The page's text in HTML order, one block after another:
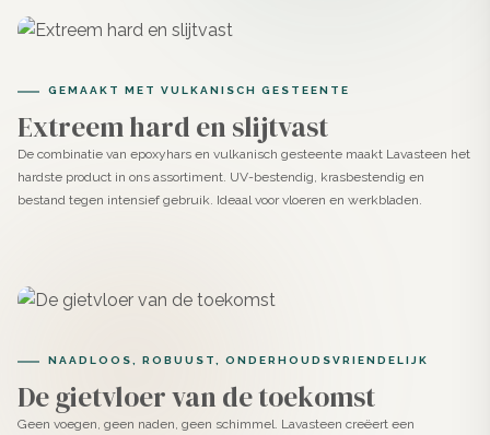
Toepassingen
technische kracht van Lavasteen is dit product bijzonder
geschikt voor ruimtes waar sfeer en functionaliteit
samenkomen.
horeca
uitstekend geschikt voor badkamers, douches, keukens
en veelgebruikte looproutes
✓ Hecht op ondergronden zoals beton, cement, tegels
GEMAAKT MET VULKANISCH GESTEENTE
Extreem hard en slijtvast
De combinatie van epoxyhars en vulkanisch gesteente maakt Lavasteen het
hardste product in ons assortiment. UV-bestendig, krasbestendig en
bestand tegen intensief gebruik. Ideaal voor vloeren en werkbladen.
NAADLOOS, ROBUUST, ONDERHOUDSVRIENDELIJK
De gietvloer van de toekomst
Geen voegen, geen naden, geen schimmel. Lavasteen creëert een